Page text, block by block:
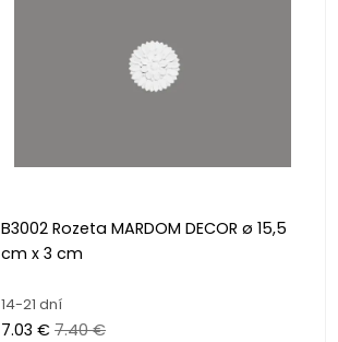
B3002 Rozeta MARDOM DECOR ø 15,5
cm x 3 cm
14-21 dní
7.03 € 7.40 €